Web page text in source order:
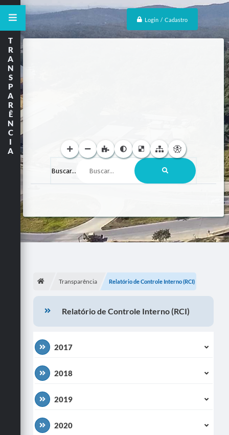
Login / Cadastro
Buscar...
T
R
A
N
S
P
A
R
Ê
N
C
I
A
Transparência Relatório de Controle Interno (RCI)
Relatório de Controle Interno (RCI)
2017
2018
2019
2020